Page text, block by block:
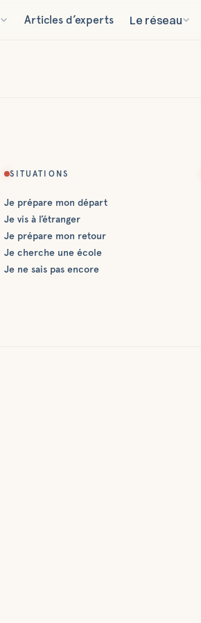
Articles d’experts Le réseau
SITUATIONS
Je prépare mon départ
Je vis à l’étranger
Je prépare mon retour
Je cherche une école
Je ne sais pas encore